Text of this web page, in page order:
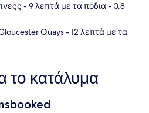
- 9 λεπτά με τα πόδια- 0.8
Quays- 12 λεπτά με τα
το κατάλυμα